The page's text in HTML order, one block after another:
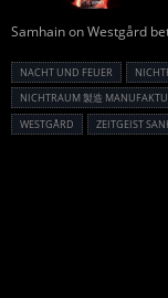
Samhain on Westgård
NACHT UND FEUER
NICHTRAUM 製造
WESTGÅRD
ZEITGEIST